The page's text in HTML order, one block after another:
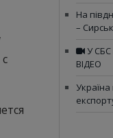
На
–
У СБС
ВІДЕО